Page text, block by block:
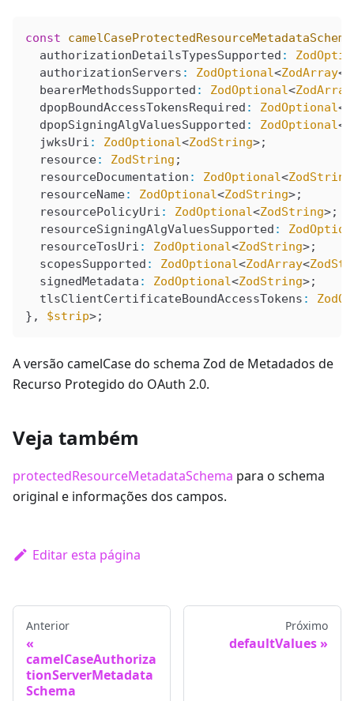
const camelCaseProtectedResourceMetadataSchema
  authorizationDetailsTypesSupported
:
  authorizationServers
: ZodOptional<ZodArray<
  bearerMethodsSupported
: ZodOptional<ZodArray
  dpopBoundAccessTokensRequired
: ZodOptional<
  dpopSigningAlgValuesSupported
: ZodOptional<
  jwksUri
: ZodOptional<ZodString>;
  resource
: ZodString ;
  resourceDocumentation
: ZodOptional<ZodString
  resourceName
: ZodOptional<ZodString>;
  resourcePolicyUri
: ZodOptional<ZodString>;
  resourceSigningAlgValuesSupported
:
  resourceTosUri
: ZodOptional<ZodString>;
  scopesSupported
: ZodOptional<ZodArray<
  signedMetadata
: ZodOptional<ZodString>;
  tlsClientCertificateBoundAccessTokens
:
}, $strip>;
A versão camelCase do schema Zod de Metadados de
Recurso Protegido do OAuth 2.0.
Veja também
protectedResourceMetadataSchema para o schema
original e informações dos campos.
Editar esta página
Anterior
camelCaseAuthoriza
tionServerMetadata
Schema
Próximo
defaultValues